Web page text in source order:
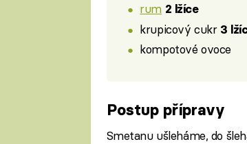
rum 2 lžíce
krupicový cukr 3
kompotové ovoce
Postup přípravy
Smetanu ušleháme, do